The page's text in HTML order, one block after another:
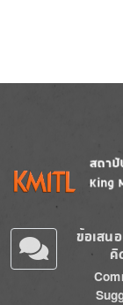
Image
ข้อเสน
คิ